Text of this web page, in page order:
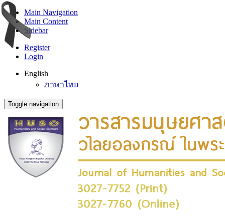
Main Navigation
Main Content
Sidebar
Register
Login
English
ภาษาไทย
Toggle navigation